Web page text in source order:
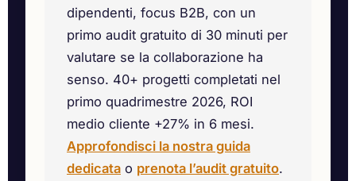
dipendenti, focus B2B, con un
primo audit gratuito di 30 minuti per
valutare se la collaborazione ha
senso. 40+ progetti completati nel
primo quadrimestre 2026, ROI
medio cliente +27% in 6 mesi.
Approfondisci la nostra guida
dedicata o prenota l’audit gratuito.